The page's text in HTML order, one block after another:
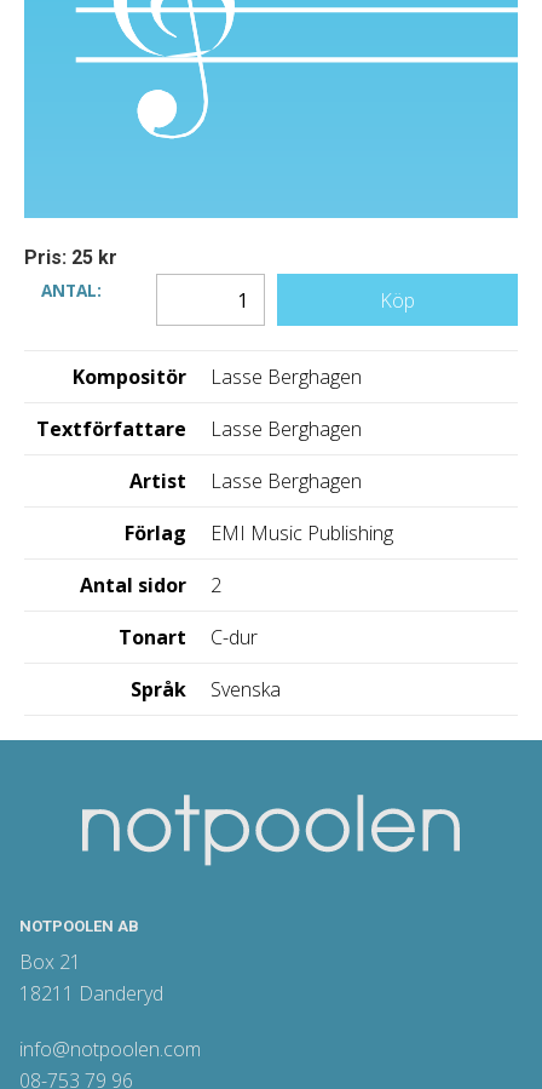
Pris: 25 kr
ANTAL:
Köp
Kompositör
Lasse Berghagen
Textförfattare
Lasse Berghagen
Artist
Lasse Berghagen
Förlag
EMI Music Publishing
Antal sidor
2
Tonart
C-dur
Språk
Svenska
NOTPOOLEN AB
Box 21
18211 Danderyd
info@notpoolen.com
08-753 79 96